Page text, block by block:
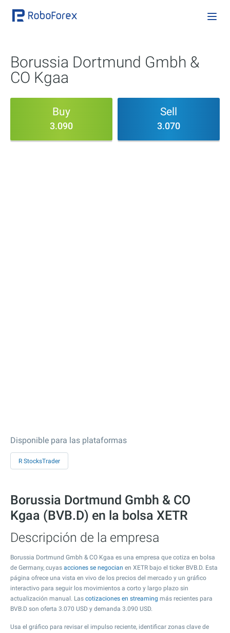
Borussia Dortmund Gmbh &
CO Kgaa
Buy
3.090
Sell
3.070
Disponible para las plataformas
R StocksTrader
Borussia Dortmund Gmbh & CO
Kgaa (BVB.D) en la bolsa XETR
Descripción de la empresa
Borussia Dortmund Gmbh & CO Kgaa es una empresa que cotiza en bolsa
de Germany, cuyas acciones se negocian en XETR bajo el ticker BVB.D. Esta
página ofrece una vista en vivo de los precios del mercado y un gráfico
interactivo para seguir los movimientos a corto y largo plazo sin
actualización manual. Las cotizaciones en streaming más recientes para
BVB.D son oferta 3.070 USD y demanda 3.090 USD.
Usa el gráfico para revisar el impulso reciente, identificar zonas clave de